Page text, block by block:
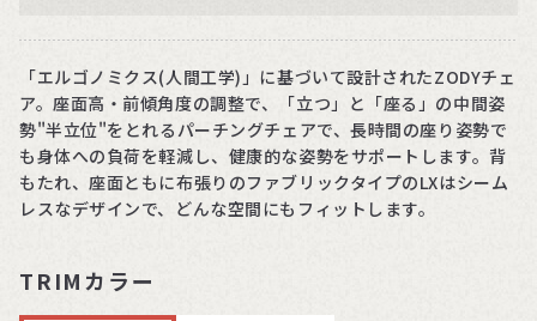
「エルゴノミクス(人間工学)」に基づいて設計されたZODYチェ
ア。座面高・前傾角度の調整で、「立つ」と「座る」の中間姿
勢"半立位"をとれるパーチングチェアで、長時間の座り姿勢で
も身体への負荷を軽減し、健康的な姿勢をサポートします。背
もたれ、座面ともに布張りのファブリックタイプのLXはシーム
レスなデザインで、どんな空間にもフィットします。
TRIMカラー